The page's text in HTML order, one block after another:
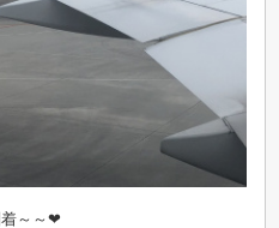
着～～❤